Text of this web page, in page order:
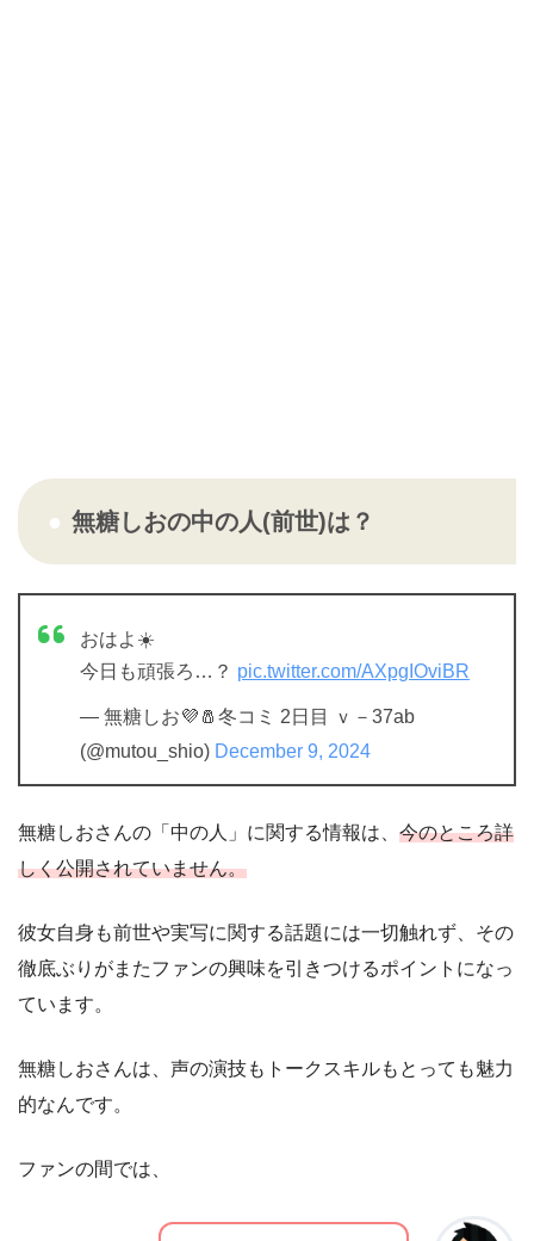
無糖しおの中の人(前世)は？
おはよ☀️
今日も頑張ろ…？ pic.twitter.com/AXpgIOviBR
— 無糖しお💜🧂冬コミ 2日目 ｖ－37ab
(@mutou_shio) December 9, 2024
無糖しおさんの「中の人」に関する情報は、 今のところ詳
しく公開されていません。
彼女自身も前世や実写に関する話題には一切触れず、その
徹底ぶりがまたファンの興味を引きつけるポイントになっ
ています。
無糖しおさんは、声の演技もトークスキルもとっても魅力
的なんです。
ファンの間では、